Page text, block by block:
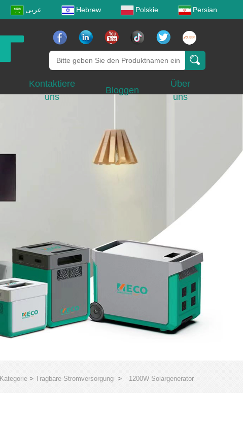
عربى Hebrew Polskie Persian
Kontaktiere
uns
Bloggen
Über
uns
Kategorie > Tragbare Stromversorgung > 1200W Solargenerator